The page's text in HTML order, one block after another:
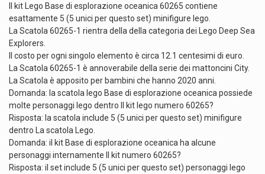
Il kit Lego Base di esplorazione oceanica 60265 contiene
esattamente 5 (5 unici per questo set) minifigure lego.
La Scatola 60265-1 rientra della della categoria dei Lego Deep Sea
Explorers.
Il costo per ogni singolo elemento è circa 12.1 centesimi di euro.
La Scatola 60265-1 è annoverabile della serie dei mattoncini City.
La Scatola è apposito per bambini che hanno 2020 anni.
Domanda: la scatola lego Base di esplorazione oceanica possiede
molte personaggi lego dentro Il kit lego numero 60265?
Risposta: la scatola include 5 (5 unici per questo set) minifigure
dentro La scatola Lego.
Domanda: il kit Base di esplorazione oceanica ha alcune
personaggi internamente Il kit numero 60265?
Risposta: il set include 5 (5 unici per questo set) personaggi lego